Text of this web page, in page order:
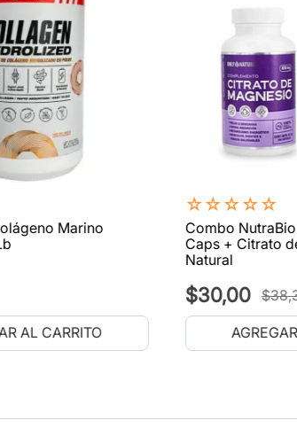
Marino
AL CARRITO
☆☆☆☆☆
Combo
Caps + Citrato
Natural
$30,00 $38,